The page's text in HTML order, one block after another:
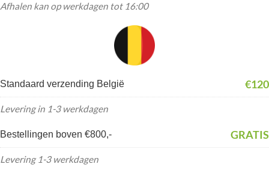
Afhalen kan op werkdagen tot 16:00
Standaard verzending België €120
Levering in 1-3 werkdagen
Bestellingen boven €800,- GRATIS
Levering 1-3 werkdagen